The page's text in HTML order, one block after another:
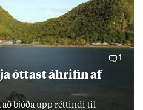
1
ótt­ast áhrif­in af
bjóða upp rétt­indi til